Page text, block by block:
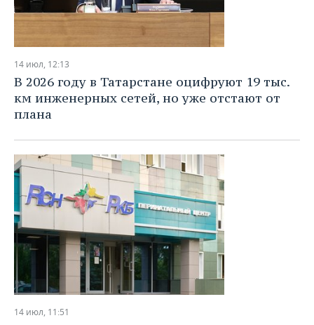
14 июл, 12:13
В 2026 году в Татарстане оцифруют 19 тыс.
км инженерных сетей, но уже отстают от
плана
14 июл, 11:51